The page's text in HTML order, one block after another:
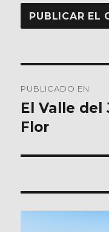
de
entradas
PUBLICADO EN
El Valle del
Flor